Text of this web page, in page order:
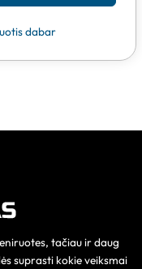
dabar
tačiau ir daug
suprasti kokie veiksmai